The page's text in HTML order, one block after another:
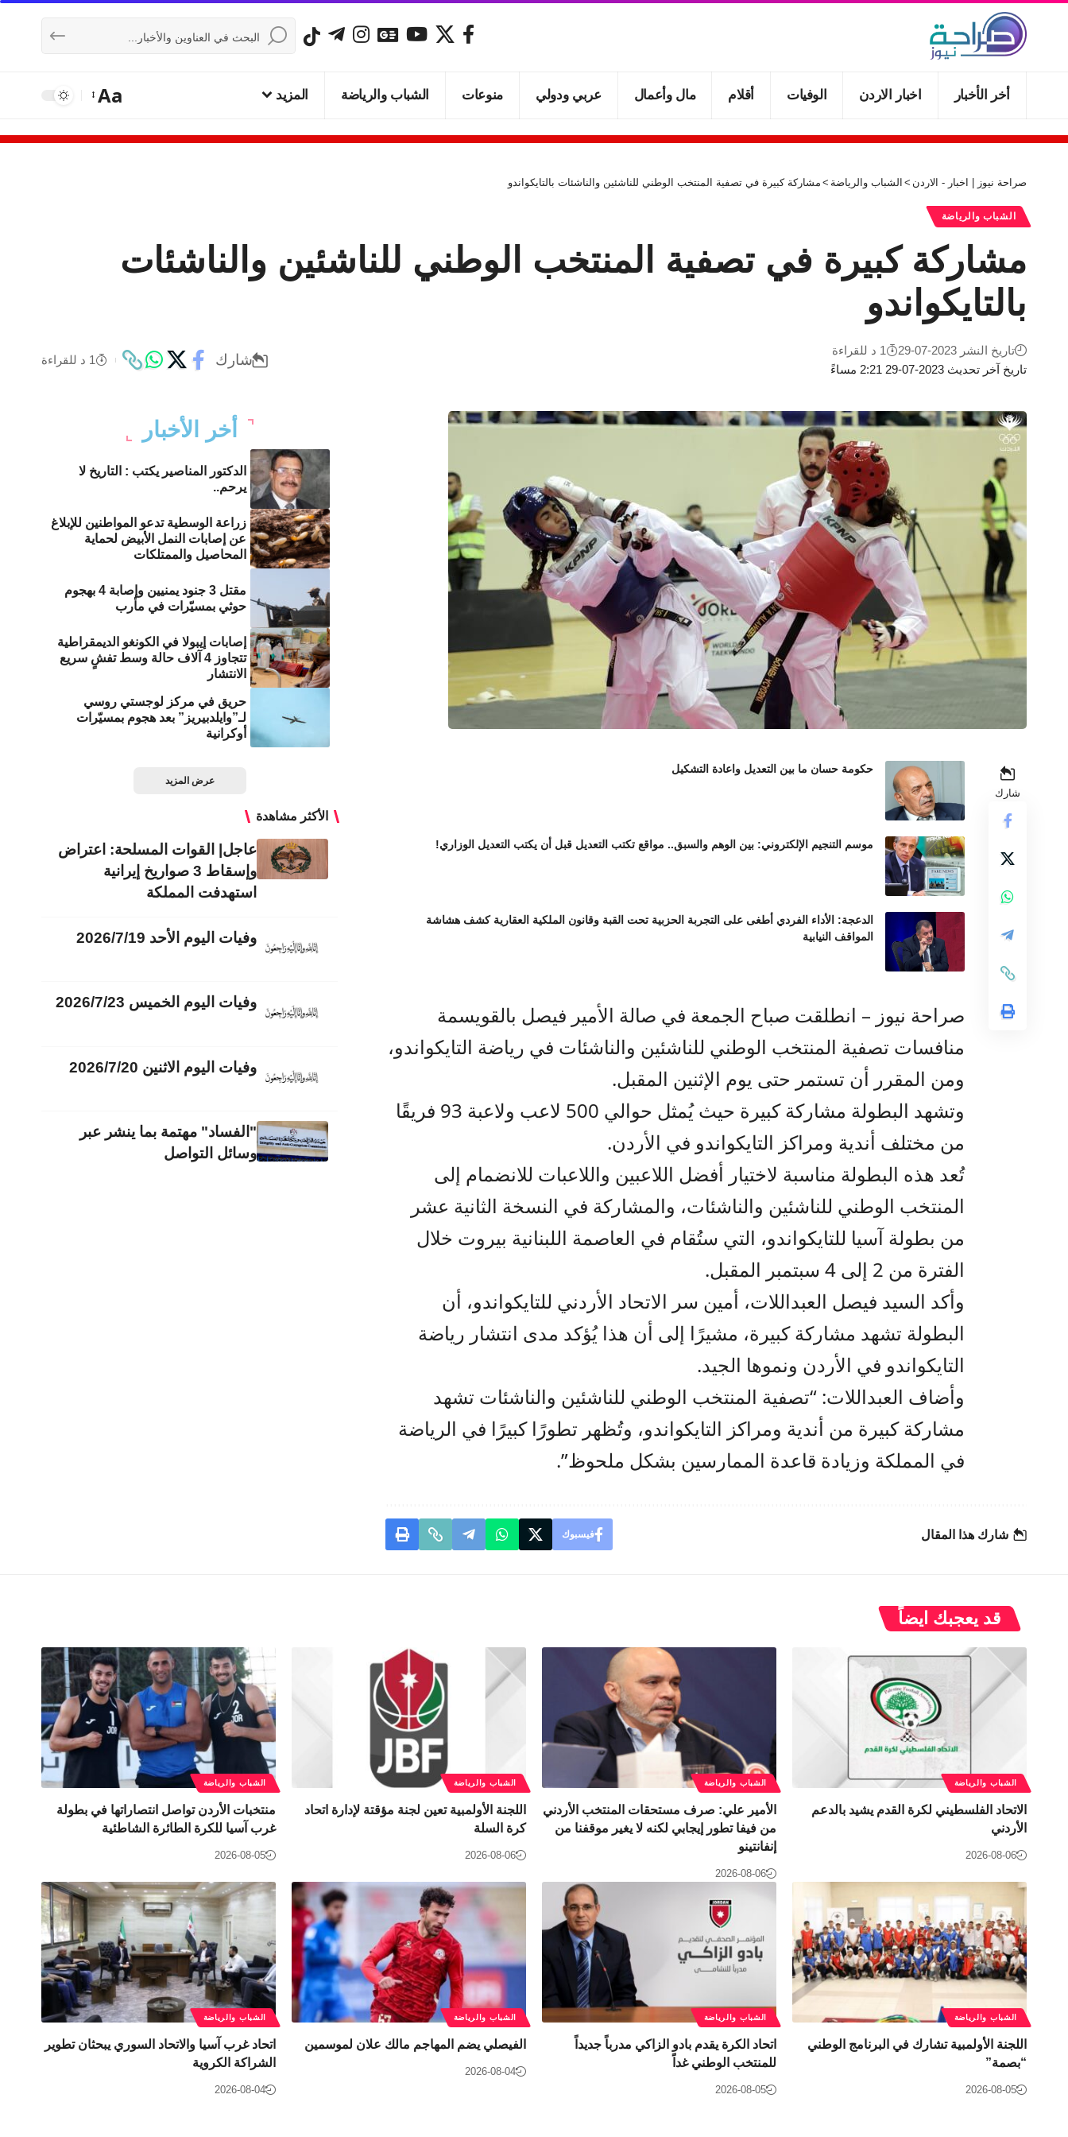
أخر الأخبار اخبار الاردن الوفيات أقلام مال وأعمال عربي ودولي منوعات الشباب والرياضة المزيد Aa
صراحة نيوز | اخبار - الاردن > الشباب والرياضة > مشاركة كبيرة في تصفية المنتخب الوطني للناشئين والناشئات بالتايكواندو
الشباب والرياضة
مشاركة كبيرة في تصفية المنتخب الوطني للناشئين والناشئات
بالتايكواندو
تاريخ آخر تحديث 2023-07-29 2:21 مساءً
تاريخ النشر 2023-07-29 1 د للقراءة
شارك 1 د للقراءة
شارك
حكومة حسان ما بين التعديل واعادة التشكيل
موسم التنجيم الإلكتروني: بين الوهم والسبق.. مواقع تكتب التعديل قبل أن يكتب التعديل الوزاري!
الدعجة: الأداء الفردي أطغى على التجربة الحزبية تحت القبة وقانون الملكية العقارية كشف هشاشة
المواقف النيابية
صراحة نيوز – انطلقت صباح الجمعة في صالة الأمير فيصل بالقويسمة
منافسات تصفية المنتخب الوطني للناشئين والناشئات في رياضة التايكواندو،
ومن المقرر أن تستمر حتى يوم الإثنين المقبل.
وتشهد البطولة مشاركة كبيرة حيث يُمثل حوالي 500 لاعب ولاعبة 93 فريقًا
من مختلف أندية ومراكز التايكواندو في الأردن.
تُعد هذه البطولة مناسبة لاختيار أفضل اللاعبين واللاعبات للانضمام إلى
المنتخب الوطني للناشئين والناشئات، والمشاركة في النسخة الثانية عشر
من بطولة آسيا للتايكواندو، التي ستُقام في العاصمة اللبنانية بيروت خلال
الفترة من 2 إلى 4 سبتمبر المقبل.
وأكد السيد فيصل العبداللات، أمين سر الاتحاد الأردني للتايكواندو، أن
البطولة تشهد مشاركة كبيرة، مشيرًا إلى أن هذا يُؤكد مدى انتشار رياضة
التايكواندو في الأردن ونموها الجيد.
وأضاف العبداللات: “تصفية المنتخب الوطني للناشئين والناشئات تشهد
مشاركة كبيرة من أندية ومراكز التايكواندو، وتُظهر تطورًا كبيرًا في الرياضة
في المملكة وزيادة قاعدة الممارسين بشكل ملحوظ”.
شارك هذا المقال فيسبوك
أخر الأخبار
الدكتور المناصير يكتب : التاريخ لا
يرحم..
زراعة الوسطية تدعو المواطنين للإبلاغ
عن إصابات النمل الأبيض لحماية
المحاصيل والممتلكات
مقتل 3 جنود يمنيين وإصابة 4 بهجوم
حوثي بمسيّرات في مأرب
إصابات إيبولا في الكونغو الديمقراطية
تتجاوز 4 آلاف حالة وسط تفشٍ سريع
الانتشار
حريق في مركز لوجستي روسي
لـ”وايلدبيريز” بعد هجوم بمسيّرات
أوكرانية
عرض المزيد
الأكثر مشاهدة
عاجل| القوات المسلحة: اعتراض
وإسقاط 3 صواريخ إيرانية
استهدفت المملكة
وفيات اليوم الأحد 2026/7/19
وفيات اليوم الخميس 2026/7/23
وفيات اليوم الاثنين 2026/7/20
"الفساد" مهتمة بما ينشر عبر
وسائل التواصل
قد يعجبك ايضاً
الشباب والرياضة
الاتحاد الفلسطيني لكرة القدم يشيد بالدعم
الأردني
2026-08-06
الشباب والرياضة
الأمير علي: صرف مستحقات المنتخب الأردني
من فيفا تطور إيجابي لكنه لا يغير موقفنا من
إنفانتينو
2026-08-06
الشباب والرياضة
اللجنة الأولمبية تعين لجنة مؤقتة لإدارة اتحاد
كرة السلة
2026-08-06
الشباب والرياضة
منتخبات الأردن تواصل انتصاراتها في بطولة
غرب آسيا للكرة الطائرة الشاطئية
2026-08-05
الشباب والرياضة
اللجنة الأولمبية تشارك في البرنامج الوطني
“بصمة”
2026-08-05
الشباب والرياضة
اتحاد الكرة يقدم بادو الزاكي مدرباً جديداً
للمنتخب الوطني غداً
2026-08-05
الشباب والرياضة
الفيصلي يضم المهاجم مالك علان لموسمين
2026-08-04
الشباب والرياضة
اتحاد غرب آسيا والاتحاد السوري يبحثان تطوير
الشراكة الكروية
2026-08-04